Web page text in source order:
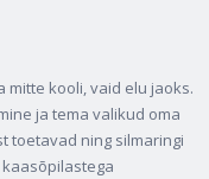
mitte kooli, vaid elu jaoks.
ja tema valikud oma
toetavad ning silmaringi